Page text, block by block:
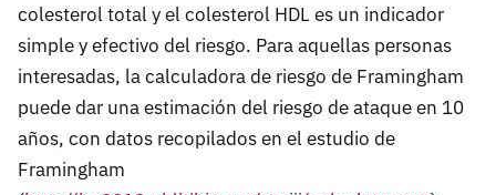
colesterol total y el colesterol HDL es un indicador
simple y efectivo del riesgo. Para aquellas personas
interesadas, la calculadora de riesgo de Framingham
puede dar una estimación del riesgo de ataque en 10
años, con datos recopilados en el estudio de
Framingham